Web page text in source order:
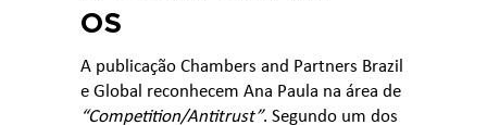
A publicação Chambers and Partners Brazil
e Global reconhecem Ana Paula na área de
“Competition/Antitrust”. Segundo um dos
OS